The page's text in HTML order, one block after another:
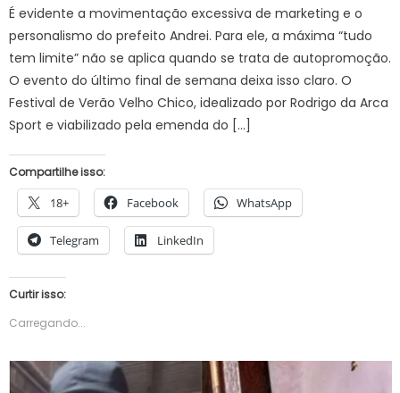
É evidente a movimentação excessiva de marketing e o
personalismo do prefeito Andrei. Para ele, a máxima “tudo
tem limite” não se aplica quando se trata de autopromoção.
O evento do último final de semana deixa isso claro. O
Festival de Verão Velho Chico, idealizado por Rodrigo da Arca
Sport e viabilizado pela emenda do […]
Compartilhe isso:
18+ Facebook WhatsApp
Telegram LinkedIn
Curtir isso:
Carregando...